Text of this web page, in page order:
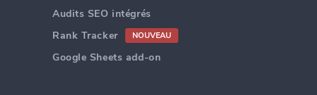
Audits SEO intégrés
Rank Tracker
NOUVEAU
Google Sheets add-on